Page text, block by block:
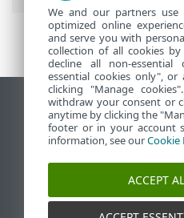
Tampilkan situs
End of Life
ESET Knowledgebase
Forum ESET
ESET Status Portal
Dukungan regional
We and our partners
optimized online
and serve you with
collection of all cookies
decline all non-essential
essential cookies only",
clicking "Manage
withdraw your consent or
anytime by clicking the
footer or in your account
information, see ourCookie
ACCEPT